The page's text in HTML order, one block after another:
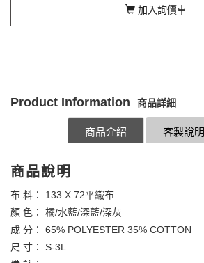
加入詢價車
Product Information 商品詳細
客製說明
商品介紹
商品說明
布 料： 133 X 72平織布
顏 色： 橘/水藍/深藍/深灰
成 分： 65% POLYESTER 35% COTTON
尺 寸： S-3L